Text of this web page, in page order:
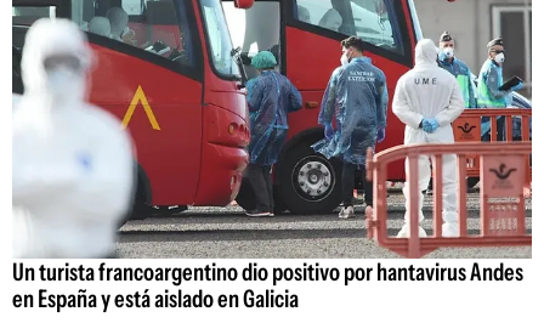
Un turista francoargentino dio positivo por hantavirus Andes
en España y está aislado en Galicia